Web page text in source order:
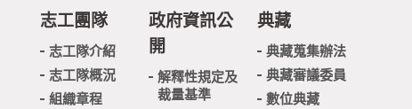
志工團隊
志工隊介紹
志工隊概況
組織章程
政府資訊公
開
解釋性規定及
裁量基準
典藏
典藏蒐集辦法
典藏審議委員
數位典藏